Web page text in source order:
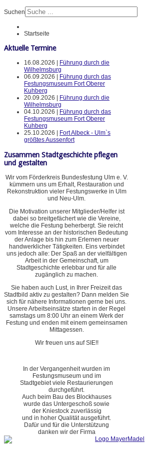
Suchen
Startseite
Aktuelle Termine
16.08.2026 |
Führung durch die
Wilhelmsburg
06.09.2026 |
Führung durch das
Festungsmuseum Fort Oberer
Kuhberg
20.09.2026 |
Führung durch die
Wilhelmsburg
04.10.2026 |
Führung durch das
Festungsmuseum Fort Oberer
Kuhberg
25.10.2026 |
Fort Albeck - Ulm`s
größtes Aussenfort
Zusammen Stadtgeschichte pflegen
und gestalten
Wir vom Förderkreis Bundesfestung Ulm e. V.
kümmern uns um Erhalt, Restauration und
Rekonstruktion vieler Festungswerke in Ulm
und Neu-Ulm.
Die Motivation unserer Mitglieder/Helfer ist
dabei so breitgefächert wie die Vereine,
welche die Festung beherbergt. Sie reicht
vom Interesse an der historischen Bedeutung
der Anlage bis hin zum Erlernen neuer
handwerklicher Tätigkeiten. Eins verbindet
uns jedoch alle: Der Spaß an der vielfältigen
Arbeit in der Gemeinschaft, um
Stadtgeschichte erlebbar und für alle
zugänglich zu machen.
Sie haben auch Lust, in Ihrer Freizeit das
Stadtbild aktiv zu gestalten? Dann melden Sie
sich für nähere Informationen gerne bei uns.
Unsere Arbeitseinsätze starten in der Regel
samstags um 8:00 Uhr an einem Werk der
Festung und enden mit einem gemeinsamen
Mittagessen.
Wir freuen uns auf SIE!!
In der Vergangenheit wurden im
Festungsmuseum und im
Stadtgebiet viele Restaurierungen
durchgeführt.
Auch beim Bau des Blockhauses
wurde das Untergeschoß sowie
der Kniestock zuverlässig
und in hoher Qualität ausgeführt.
Dafür und für die Unterstützung
danken wir der Firma